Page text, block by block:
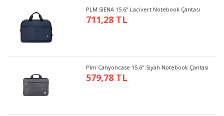
PLM SIENA 15.6" Lacivert Notebook Çantası
711,28 TL
Plm Canyoncase 15.6" Siyah Notebook Çantası
579,78 TL